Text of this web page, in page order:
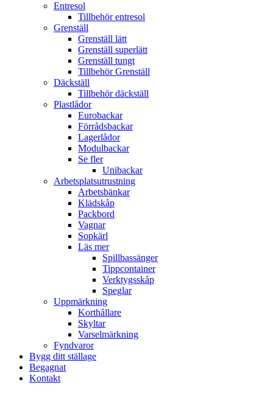
Entresol
Tillbehör entresol
Grenställ
Grenställ lätt
Grenställ superlätt
Grenställ tungt
Tillbehör Grenställ
Däckställ
Tillbehör däckställ
Plastlådor
Eurobackar
Förrådsbackar
Lagerlådor
Modulbackar
Se fler
Unibackar
Arbetsplatsutrustning
Arbetsbänkar
Klädskåp
Packbord
Vagnar
Sopkärl
Läs mer
Spillbassänger
Tippcontainer
Verktygsskåp
Speglar
Uppmärkning
Korthållare
Skyltar
Varselmärkning
Fyndvaror
Bygg ditt ställage
Begagnat
Kontakt